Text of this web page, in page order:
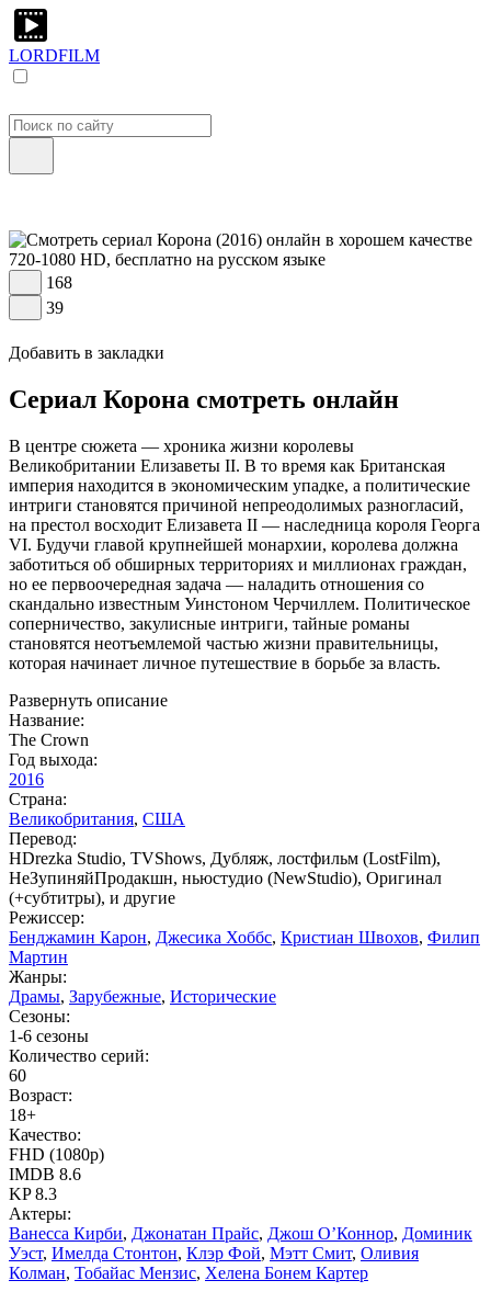
LORDFILM
168
39
Добавить в закладки
Сериал Корона смотреть онлайн
В центре сюжета — хроника жизни королевы
Великобритании Елизаветы II. В то время как Британская
империя находится в экономическим упадке, а политические
интриги становятся причиной непреодолимых разногласий,
на престол восходит Елизавета II — наследница короля Георга
VI. Будучи главой крупнейшей монархии, королева должна
заботиться об обширных территориях и миллионах граждан,
но ее первоочередная задача — наладить отношения со
скандально известным Уинстоном Черчиллем. Политическое
соперничество, закулисные интриги, тайные романы
становятся неотъемлемой частью жизни правительницы,
которая начинает личное путешествие в борьбе за власть.
Развернуть описание
Название:
The Crown
Год выхода:
2016
Страна:
Великобритания, США
Перевод:
HDrezka Studio, TVShows, Дубляж, лостфильм (LostFilm),
НеЗупиняйПродакшн, ньюстудио (NewStudio), Оригинал
(+субтитры), и другие
Режиссер:
Бенджамин Карон, Джесика Хоббс, Кристиан Швохов, Филип
Мартин
Жанры:
Драмы, Зарубежные, Исторические
Сезоны:
1-6 сезоны
Количество серий:
60
Возраст:
18+
Качество:
FHD (1080p)
IMDB 8.6
KP8.3
Актеры:
Ванесса Кирби, Джонатан Прайс, Джош О’Коннор, Доминик
Уэст, Имелда Стонтон, Клэр Фой, Мэтт Смит, Оливия
Колман, Тобайас Мензис, Хелена Бонем Картер